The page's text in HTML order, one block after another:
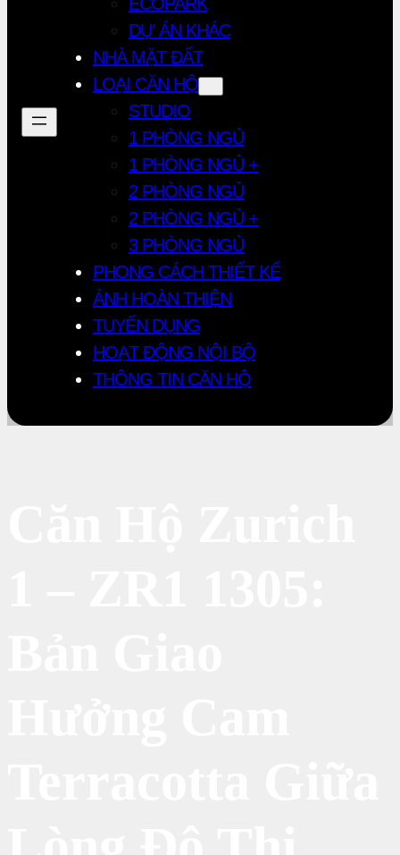
DỰ ÁN KHÁC
NHÀ MẶT ĐẤT
LOẠI CĂN HỘ
STUDIO
1 PHÒNG NGỦ
1 PHÒNG NGỦ +
2 PHÒNG NGỦ
2 PHÒNG NGỦ +
3 PHÒNG NGỦ
PHONG CÁCH THIẾT KẾ
ẢNH HOÀN THIỆN
TUYỂN DỤNG
HOẠT ĐỘNG NỘI BỘ
THÔNG TIN CĂN HỘ